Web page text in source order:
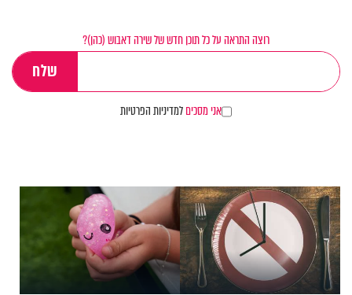
רוצה התראה על כל תוכן חדש של שירה דאבוש (כהן)?
אני מסכיםלמדיניות הפרטיות